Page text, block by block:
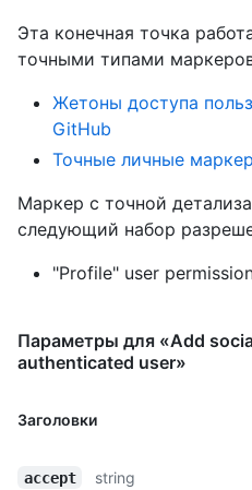
Эта конечная точка
точными типами
Жетоны доступа
GitHub
Точные личные
Маркер с точной
следующий набор
"Profile" user
Параметры для «Add
authenticated user»
Заголовки
accept
string